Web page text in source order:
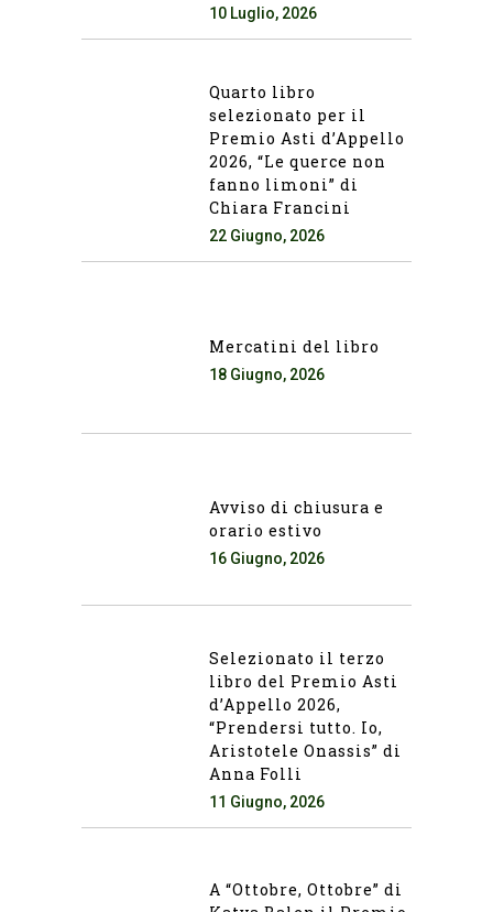
10 Luglio, 2026
Quarto libro
selezionato per il
Premio Asti d’Appello
2026, “Le querce non
fanno limoni” di
Chiara Francini
22 Giugno, 2026
Mercatini del libro
18 Giugno, 2026
Avviso di chiusura e
orario estivo
16 Giugno, 2026
Selezionato il terzo
libro del Premio Asti
d’Appello 2026,
“Prendersi tutto. Io,
Aristotele Onassis” di
Anna Folli
11 Giugno, 2026
A “Ottobre, Ottobre” di